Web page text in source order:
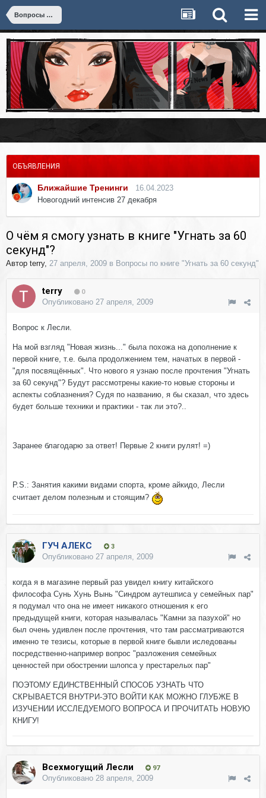
Вопросы по книге "Угнать за 60 секунд"
ОБЪЯВЛЕНИЯ
Ближайшие Тренинги
16.04.2023
Новогодний интенсив 27 декабря
О чём я смогу узнать в книге "Угнать за 60
секунд"?
Автор terry, 27 апреля, 2009 в Вопросы по книге "Угнать за 60 секунд"
terry 0
Опубликовано 27 апреля, 2009
Вопрос к Лесли.
На мой взгляд "Новая жизнь..." была похожа на дополнение к
первой книге, т.е. была продолжением тем, начатых в первой -
"для посвящённых". Что нового я узнаю после прочтения "Угнать
за 60 секунд"? Будут рассмотрены какие-то новые стороны и
аспекты соблазнения? Судя по названию, я бы сказал, что здесь
будет больше техники и практики - так ли это?..
Заранее благодарю за ответ! Первые 2 книги рулят! =)
P.S.: Занятия какими видами спорта, кроме айкидо, Лесли
считает делом полезным и стоящим?
ГУЧ АЛЕКС 3
Опубликовано 27 апреля, 2009
когда я в магазине первый раз увидел книгу китайского
философа Сунь Хунь Вынь "Синдром аутешписа у семейных пар"
я подумал что она не имеет никакого отношения к его
предыдущей книги, которая называлась "Камни за пазухой" но
был очень удивлен после прочтения, что там рассматриваются
именно те тезисы, которые в первой книге бывли иследованы
посредственно-например вопрос "разложения семейных
ценностей при обострении шлопса у престарелых пар"
ПОЭТОМУ ЕДИНСТВЕННЫЙ СПОСОБ УЗНАТЬ ЧТО
СКРЫВАЕТСЯ ВНУТРИ-ЭТО ВОЙТИ КАК МОЖНО ГЛУБЖЕ В
ИЗУЧЕНИИ ИССЛЕДУЕМОГО ВОПРОСА И ПРОЧИТАТЬ НОВУЮ
КНИГУ!
Всехмогущий Лесли 97
Опубликовано 28 апреля, 2009